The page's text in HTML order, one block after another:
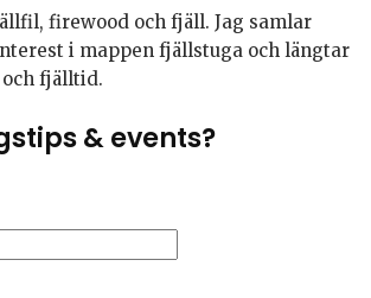
firewood och fjäll. Jag samlar
i mappen fjällstuga och längtar
fjälltid.
& events?